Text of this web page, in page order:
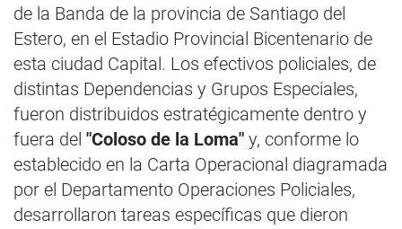
de la Banda de la provincia de Santiago del
Estero, en el Estadio Provincial Bicentenario de
esta ciudad Capital. Los efectivos policiales, de
distintas Dependencias y Grupos Especiales,
fueron distribuidos estratégicamente dentro y
fuera del "Coloso de la Loma" y, conforme lo
establecido en la Carta Operacional diagramada
por el Departamento Operaciones Policiales,
desarrollaron tareas específicas que dieron